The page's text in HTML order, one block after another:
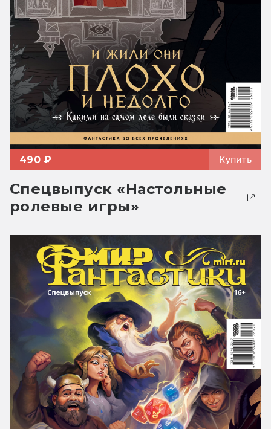
490 ₽ Купить
Спецвыпуск «Настольные
ролевые игры»